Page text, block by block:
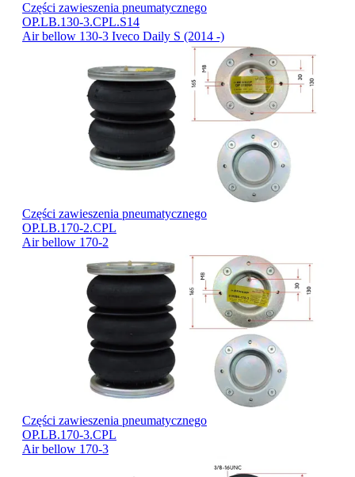
Części zawieszenia pneumatycznego
OP.LB.130-3.CPL.S14
Air bellow 130-3 Iveco Daily S (2014 -)
Części zawieszenia pneumatycznego
OP.LB.170-2.CPL
Air bellow 170-2
Części zawieszenia pneumatycznego
OP.LB.170-3.CPL
Air bellow 170-3